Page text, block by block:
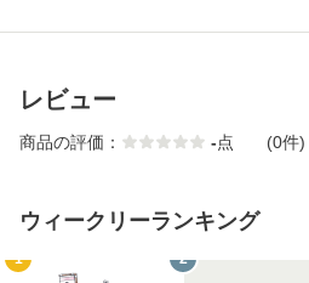
レビュー
商品の評価： -点 (0件)
ウィークリーランキング
1 2